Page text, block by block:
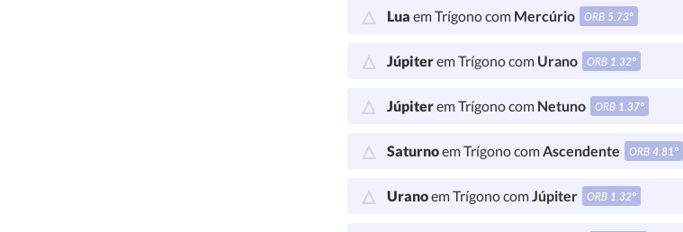
Lua em Trígono com Mercúrio ORB 5.73°
Júpiterem Trígono com Urano ORB 1.32°
Júpiterem Trígono com Netuno ORB 1.37°
Saturnoem Trígono comAscendente ORB4.81°
Uranoem Trígono comJúpiter ORB 1.32°